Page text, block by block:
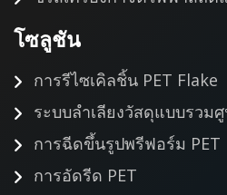
โซลูชัน
การรีไซเคิลชิ้น PET Flake
ระบบลำเลียงวัสดุแบบรวม
การฉีดขึ้นรูปพรีฟอร์ม PET
การอัดรีด PET